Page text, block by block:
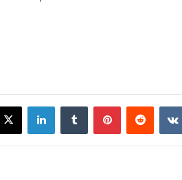
X LinkedInTumblr PinterestReddit